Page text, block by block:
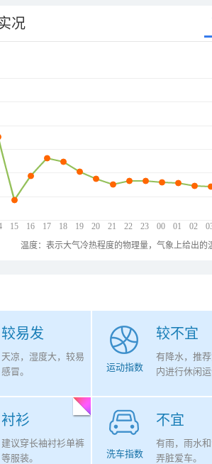
况
15 16 17 18 19 20 21 22 23 00 01 02
温度：表示大气冷热程度的物理量，气象上给出
较易发
天凉，湿度大，较易
感冒。
较不宜
运动指数
有降水，推
内进行休闲
衬衫
建议穿长袖衬衫单裤
等服装。
不宜
洗车指数
有雨，雨水
弄脏爱车。